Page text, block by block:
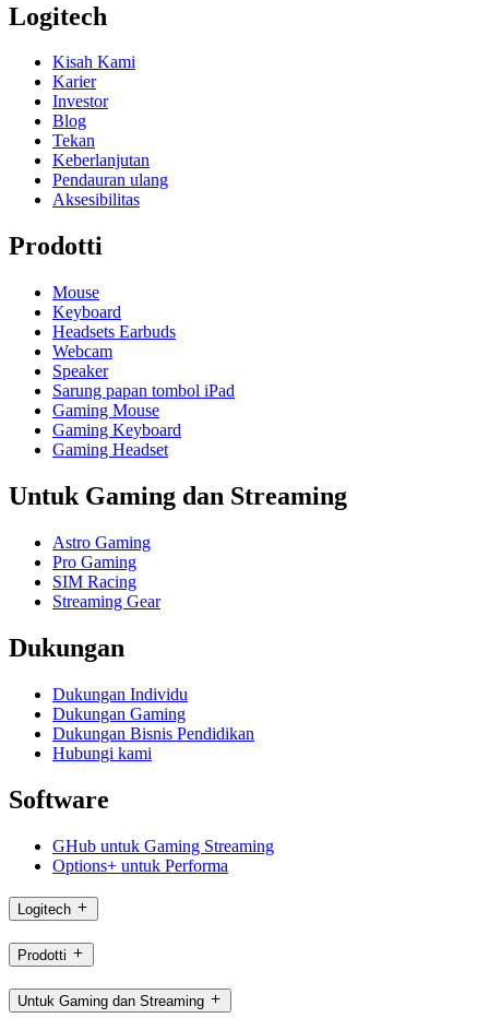
Logitech
Kisah Kami
Karier
Investor
Blog
Tekan
Keberlanjutan
Pendauran ulang
Aksesibilitas
Prodotti
Mouse
Keyboard
Headsets Earbuds
Webcam
Speaker
Sarung papan tombol iPad
Gaming Mouse
Gaming Keyboard
Gaming Headset
Untuk Gaming dan Streaming
Astro Gaming
Pro Gaming
SIM Racing
Streaming Gear
Dukungan
Dukungan Individu
Dukungan Gaming
Dukungan Bisnis Pendidikan
Hubungi kami
Software
GHub untuk Gaming Streaming
Options+ untuk Performa
Logitech
Prodotti
Untuk Gaming dan Streaming